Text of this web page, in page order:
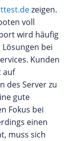
zu 100 %
die
auf
für
aller Art
von
auf
stufenlos
werden.
eines
ist
gesamte
möchten,
zeigen.
voll
wird häufig
bei
Kunden
auf
des Server zu
gute
Fokus bei
einen
muss sich